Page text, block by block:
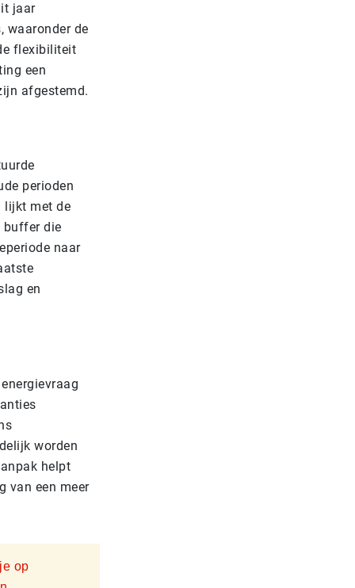
jaar
waaronder de
flexibiliteit
een
afgestemd.
perioden
lijkt met de
buffer die
naar
en
worden
helpt
van een meer
op